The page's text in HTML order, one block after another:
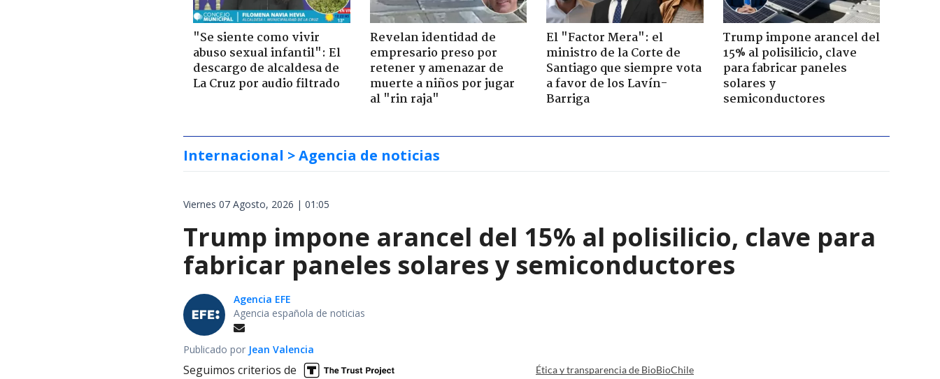
"Se siente como vivir
abuso sexual infantil": El
descargo de alcaldesa de
La Cruz por audio filtrado
Revelan identidad de
empresario preso por
retener y amenazar de
muerte a niños por jugar
al "rin raja"
El "Factor Mera": el
ministro de la Corte de
Santiago que siempre vota
a favor de los Lavín-
Barriga
Trump impone arancel del
15% al polisilicio, clave
para fabricar paneles
solares y
semiconductores
Internacional > Agencia de noticias
Viernes 07 Agosto, 2026 | 01:05
Trump impone arancel del 15% al polisilicio, clave para
fabricar paneles solares y semiconductores
Agencia EFE
Agencia española de noticias
Publicado por Jean Valencia
Seguimos criterios de Ética y transparencia de BioBioChile